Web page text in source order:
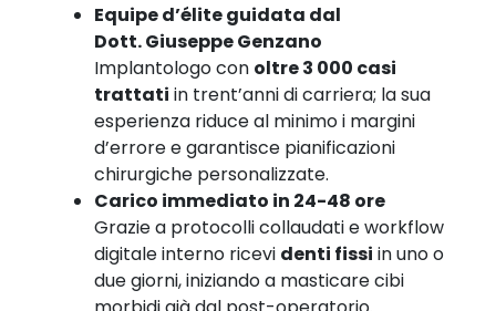
Equipe d’élite guidata dal
Dott. Giuseppe Genzano
Implantologo con oltre 3 000 casi
trattati in trent’anni di carriera; la sua
esperienza riduce al minimo i margini
d’errore e garantisce pianificazioni
chirurgiche personalizzate.
Carico immediato in 24-48 ore
Grazie a protocolli collaudati e workflow
digitale interno ricevi denti fissi in uno o
due giorni, iniziando a masticare cibi